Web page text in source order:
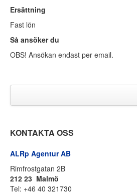
Ersättning
Fast lön
Så ansöker du
OBS! Ansökan endast per email.
KONTAKTA OSS
ALRp Agentur AB
Rimfrostgatan 2B
212 23 Malmö
Tel: +46 40 321730